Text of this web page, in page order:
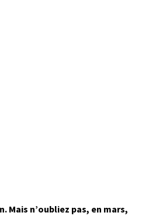
Mais n’oubliez pas, en mars,